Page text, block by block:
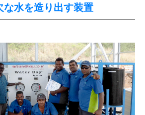
な水を造り出す装置